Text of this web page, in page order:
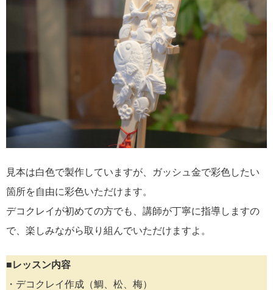
見本は白色で製作していますが、ガッシュ金で彩色したい
箇所を自由に彩色いただけます。
デコクレイが初めての方でも、講師が丁寧に指導しますの
で、楽しみながら取り組んでいただけますよ。
■レッスン内容
・デコクレイ作成（鯛、松、梅）